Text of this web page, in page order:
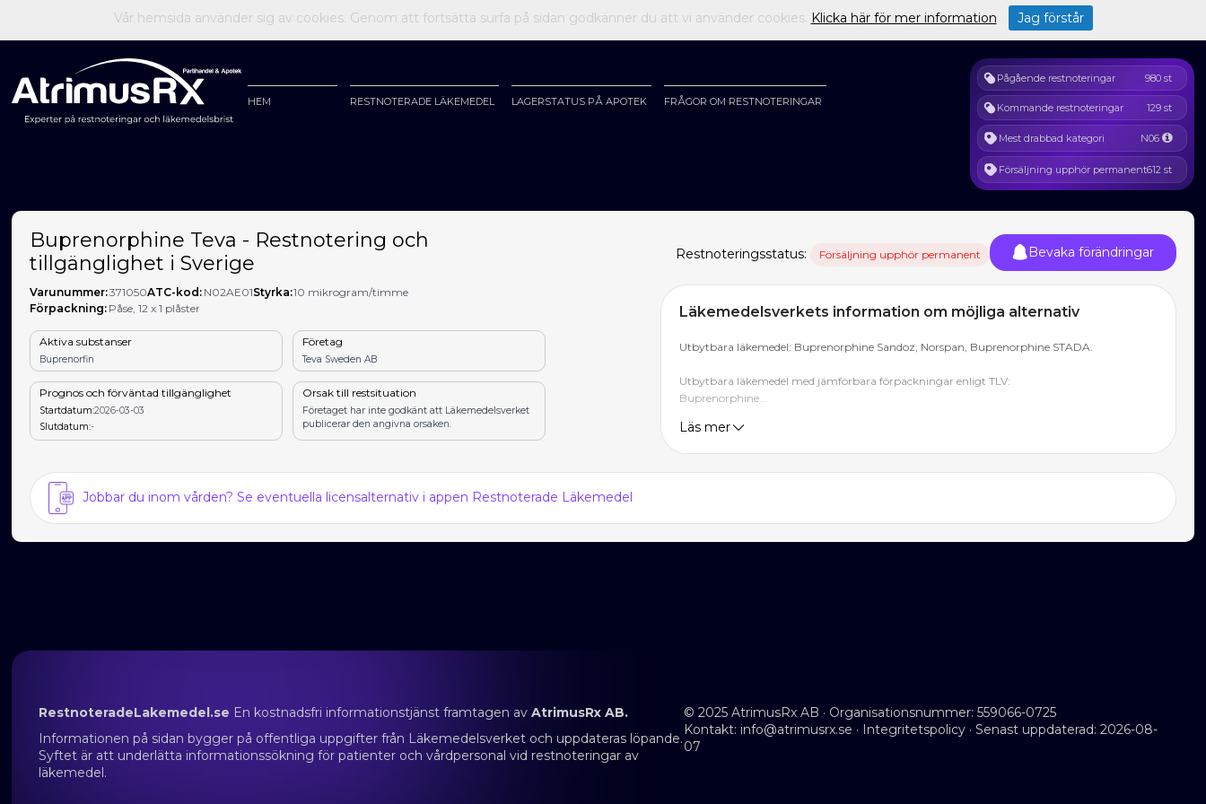
HEM RESTNOTERADE LÄKEMEDEL LAGERSTATUS PÅ APOTEK FRÅGOR OM RESTNOTERINGAR
Pågående restnoteringar 980 st
Kommande restnoteringar 129 st
Mest drabbad kategori N06
Försäljning upphör permanent612 st
Buprenorphine Teva - Restnotering och
tillgänglighet i Sverige
Restnoteringsstatus: Försäljning upphör permanent Bevaka förändringar
Varunummer:371050ATC-kod: N02AE01Styrka:10 mikrogram/timme
Förpackning: Påse, 12 x 1 plåster
Aktiva substanser
Buprenorfin
Företag
Teva Sweden AB
Prognos och förväntad tillgänglighet
Startdatum:2026-03-03
Slutdatum:-
Orsak till restsituation
Företaget har inte godkänt att Läkemedelsverket
publicerar den angivna orsaken.
Läkemedelsverkets information om möjliga alternativ
Utbytbara läkemedel: Buprenorphine Sandoz, Norspan, Buprenorphine STADA.
Utbytbara läkemedel med jämförbara förpackningar enligt TLV:
Buprenorphine...
Läs mer
Jobbar du inom vården? Se eventuella licensalternativ i appen Restnoterade Läkemedel
RestnoteradeLakemedel.se En kostnadsfri informationstjänst framtagen avAtrimusRx AB.
Informationen på sidan bygger på offentliga uppgifter från Läkemedelsverket och uppdateras löpande.
Syftet är att underlätta informationssökning för patienter och vårdpersonal vid restnoteringar av
läkemedel.
© 2025 AtrimusRx AB · Organisationsnummer: 559066-0725
Kontakt: info@atrimusrx.se · Integritetspolicy· Senast uppdaterad: 2026-08-
07
Vår hemsida använder sig av cookies. Genom att fortsätta surfa på sidan godkänner du att vi använder cookies. Klicka här för mer information. Jag förstår